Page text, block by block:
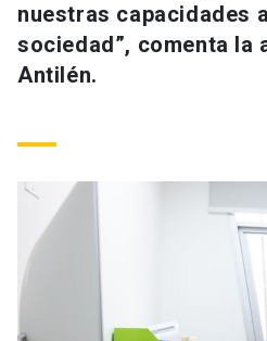
Futuros estudiantes
Académicos
Personal
Alumni launch
Go to english site launch
Mi Cuenta UC launch
Correo UC
Biblioteca
nuestras capacidades
sociedad”, comenta la
Antilén.